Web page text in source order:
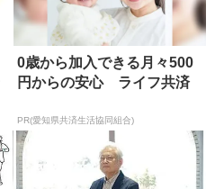
0歳から加入できる月々500
円からの安心 ライフ共済
PR(愛知県共済生活協同組合)